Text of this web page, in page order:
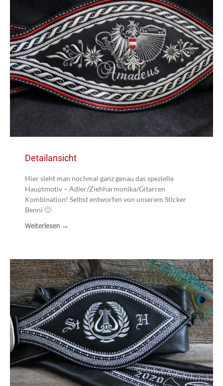
Detailansicht
Hier sieht man nochmal ganz genau das spezielle
Hauptmotiv – Adler/Ziehharmonika/Gitarren
Kombination! Selbst entworfen von unserem Sticker
Benni 🙂
Weiterlesen →